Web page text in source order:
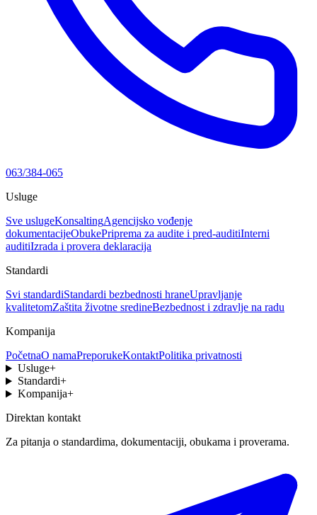
063/384-065
Usluge
Sve uslugeKonsaltingAgencijsko vođenje
dokumentacijeObukePriprema za audite i pred-auditiInterni
auditiIzrada i provera deklaracija
Standardi
Svi standardiStandardi bezbednosti hraneUpravljanje
kvalitetomZaštita životne sredineBezbednost i zdravlje na radu
Kompanija
PočetnaO namaPreporukeKontaktPolitika privatnosti
Usluge+
Standardi+
Kompanija+
Direktan kontakt
Za pitanja o standardima, dokumentaciji, obukama i proverama.